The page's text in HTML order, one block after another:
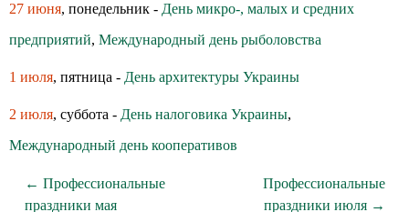
27 июня, понедельник - День микро-, малых и средних
предприятий, Международный день рыболовства
1 июля, пятница - День архитектуры Украины
2 июля, суббота - День налоговика Украины,
Международный день кооперативов
← Профессиональные
праздники мая
Профессиональные
праздники июля →